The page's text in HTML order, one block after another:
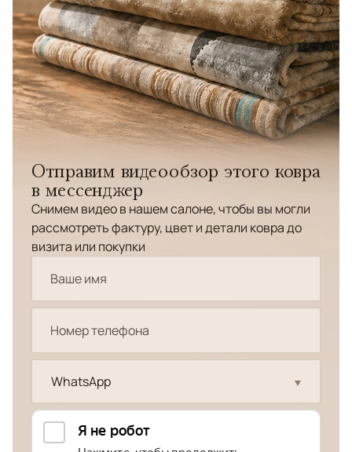
Отправим видеообзор этого ковра
в мессенджер
Снимем видео в нашем салоне, чтобы вы могли
рассмотреть фактуру, цвет и детали ковра до
визита или покупки
WhatsApp